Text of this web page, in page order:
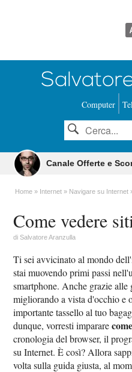
Computer
Canale Offerte e
Home Internet Navigare su Internet
Come vedere
diSalvatore Aranzulla
Ti sei avvicinato al mondo
stai muovendo primi passi
smartphone. Anche grazie
migliorando a vista d'occhio e
importante tassello al tuo
dunque, vorresti imparare
cronologia del browser, il
su Internet. È così? Allora
volta sulla guida giusta, al